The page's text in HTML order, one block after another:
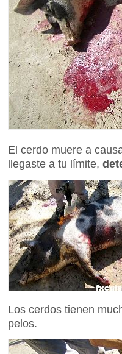
El cerdo muere a
llegaste a tu límite,
Los cerdos tienen
pelos.